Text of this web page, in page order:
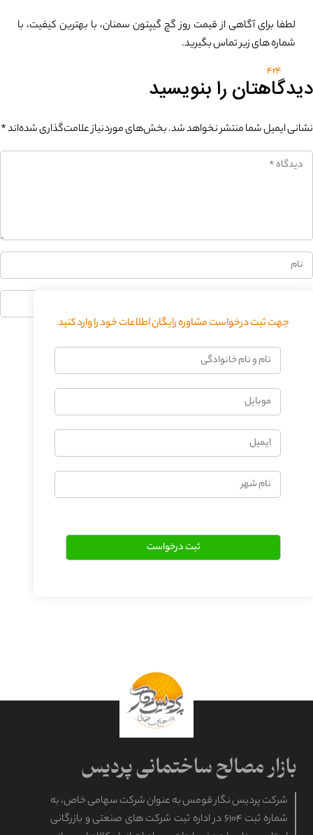
لطفا برای آگاهی از قیمت روز گچ گیپتون سمنان، با بهترین کیفیت، با
شماره های زیر تماس بگیرید.
424
دیدگاهتان را بنویسید
نشانی ایمیل شما منتشر نخواهد شد.بخش‌های موردنیاز علامت‌گذاری شده‌اند*
جهت ثبت درخواست مشاوره رایگان اطلاعات خود را وارد کنید
نام
و
خانوادگی
موبایل
ایمیل
نام
شهر
شرکت پردیس نگار قومس به عنوان شرکت سهامی خاص، به
شماره ثبت ۶۱۰۴ در اداره ثبت شرکت های صنعتی و بازرگانی